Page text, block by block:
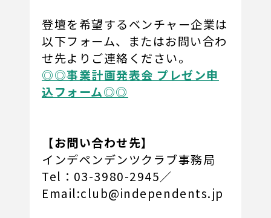
登壇を希望するベンチャー企業は
以下フォーム、またはお問い合わ
せ先よりご連絡ください。
◎◎事業計画発表会 プレゼン申
込フォーム◎◎
【お問い合わせ先】
インデペンデンツクラブ事務局
Tel：03-3980-2945／
Email:club@independents.jp